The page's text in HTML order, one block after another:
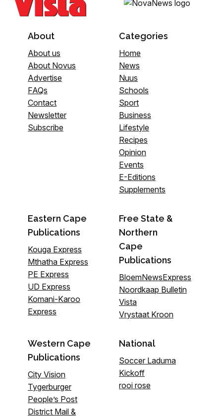
About
About us
About Novus
Advertise
FAQs
Contact
Newsletter
Subscribe
Categories
Home
News
Nuus
Schools
Sport
Business
Lifestyle
Recipes
Opinion
Events
E-Editions
Supplements
Eastern Cape
Publications
Kouga Express
Mthatha Express
PE Express
UD Express
Komani-Karoo
Express
Free State &
Northern
Cape
Publications
BloemNewsExpress
Noordkaap Bulletin
Vista
Vrystaat Kroon
Western Cape
Publications
City Vision
Tygerburger
People’s Post
District Mail &
National
Soccer Laduma
Kickoff
rooi rose